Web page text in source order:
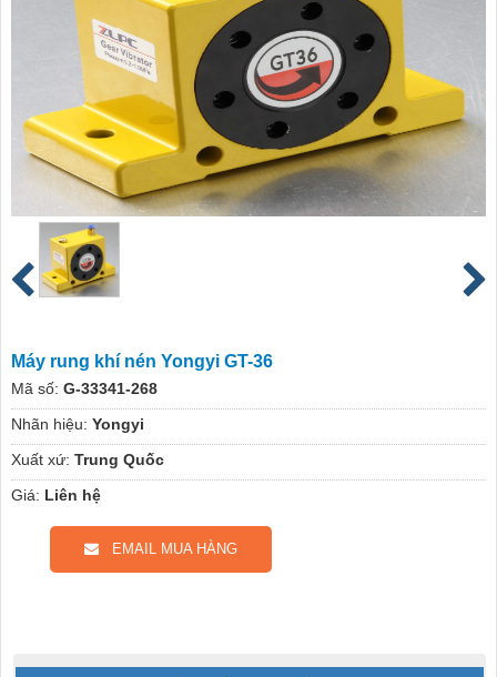
Máy rung khí nén Yongyi GT-36
Mã số: G-33341-268
Nhãn hiệu: Yongyi
Xuất xứ: Trung Quốc
Giá: Liên hệ
EMAIL MUA HÀNG